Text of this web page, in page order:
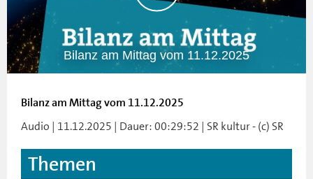
Bilanz am Mittag vom 11.12.2025
Bilanz am Mittag vom 11.12.2025
Audio | 11.12.2025 | Dauer: 00:29:52 | SR kultur - (c) SR
Themen